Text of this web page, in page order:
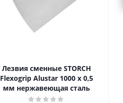
Лезвия сменные STORCH
Flexogrip Alustar 1000 x 0,5
мм нержавеющая сталь